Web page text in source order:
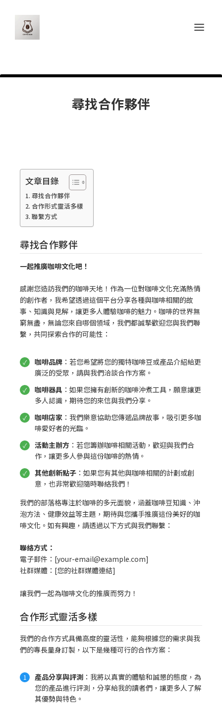
尋找合作夥伴
文章目錄
尋找合作夥伴
合作形式靈活多樣
聯繫方式
尋找合作夥伴
一起推廣咖啡文化吧！
感謝您造訪我們的咖啡天地！作為一位對咖啡文化充滿熱情
的創作者，我希望透過這個平台分享各種與咖啡相關的故
事、知識與見解，讓更多人體驗咖啡的魅力。咖啡的世界無
窮無盡，無論您來自哪個領域，我們都誠摯歡迎您與我們聯
繫，共同探索合作的可能性：
咖啡品牌 ：若您希望將您的獨特咖啡豆或產品介紹給更
廣泛的受眾，請與我們洽談合作方案。
咖啡器具 ：如果您擁有創新的咖啡沖煮工具，願意讓更
多人認識，期待您的來信與我們分享。
咖啡店家 ：我們樂意協助您傳遞品牌故事，吸引更多咖
啡愛好者的光臨。
活動主辦方 ：若您籌辦咖啡相關活動，歡迎與我們合
作，讓更多人參與這份咖啡的熱情。
其他創新點子 ：如果您有其他與咖啡相關的計劃或創
意，也非常歡迎隨時聯絡我們！
我們的部落格專注於咖啡的多元面貌，涵蓋咖啡豆知識、沖
泡方法、健康效益等主題，期待與您攜手推廣這份美好的咖
啡文化。如有興趣，請透過以下方式與我們聯繫：
聯絡方式：
電子郵件：[your-email@example.com]
社群媒體：[您的社群媒體連結]
讓我們一起為咖啡文化的推廣而努力！
合作形式靈活多樣
我們的合作方式具備高度的靈活性，能夠根據您的需求與我
們的專長量身訂製，以下是幾種可行的合作方案：
產品分享與評測 ：我將以真實的體驗和誠懇的態度，為
您的產品進行評測，分享給我的讀者們，讓更多人了解
其優勢與特色。